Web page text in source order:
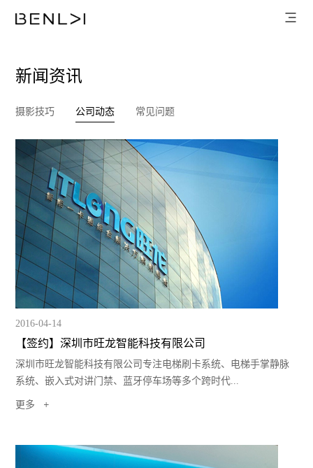
新闻资讯
摄影技巧 公司动态 常见问题
2016-04-14
【签约】深圳市旺龙智能科技有限公司
深圳市旺龙智能科技有限公司专注电梯刷卡系统、电梯手掌静脉
系统、嵌入式对讲门禁、蓝牙停车场等多个跨时代...
更多